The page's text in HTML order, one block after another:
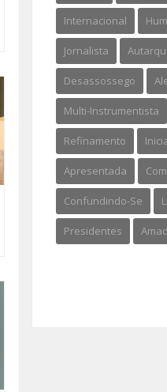
Internacional
Jornalista
Desassossego
Multi-Instrumentista
Refinamento
Apresentada
Confundindo-Se
Presidentes